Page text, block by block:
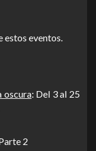
estos eventos.
oscura: Del 3 al 25
2